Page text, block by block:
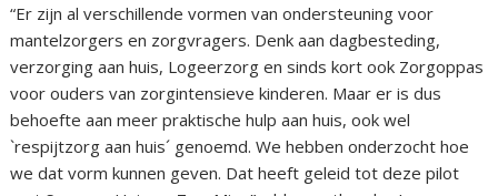
“Er zijn al verschillende vormen van ondersteuning voor
mantelzorgers en zorgvragers. Denk aan dagbesteding,
verzorging aan huis, Logeerzorg en sinds kort ook Zorgoppas
voor ouders van zorgintensieve kinderen. Maar er is dus
behoefte aan meer praktische hulp aan huis, ook wel
`respijtzorg aan huis´ genoemd. We hebben onderzocht hoe
we dat vorm kunnen geven. Dat heeft geleid tot deze pilot